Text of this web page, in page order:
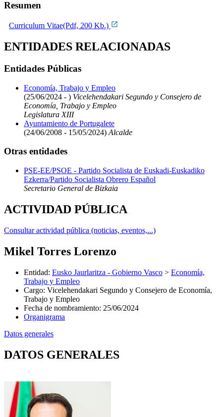
Resumen
Curriculum Vitae(Pdf, 200 Kb.)
ENTIDADES RELACIONADAS
Entidades Públicas
Economía, Trabajo y Empleo
(25/06/2024 - ) Vicelehendakari Segundo y Consejero de
Economía, Trabajo y Empleo
Legislatura XIII
Ayuntamiento de Portugalete
(24/06/2008 - 15/05/2024) Alcalde
Otras entidades
PSE-EE/PSOE - Partido Socialista de Euskadi-Euskadiko
Ezkerra/Partido Socialista Obrero Español
Secretario General de Bizkaia
ACTIVIDAD PÚBLICA
Consultar actividad pública (noticias, eventos,...)
Mikel Torres Lorenzo
Entidad: Eusko Jaurlaritza - Gobierno Vasco > Economía,
Trabajo y Empleo
Cargo: Vicelehendakari Segundo y Consejero de Economía,
Trabajo y Empleo
Fecha de nombramiento: 25/06/2024
Organigrama
Datos generales
DATOS GENERALES